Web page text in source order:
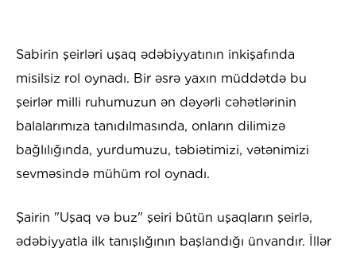
Sabirin şeirləri uşaq ədəbiyyatının inkişafında
misilsiz rol oynadı. Bir əsrə yaxın müddətdə bu
şeirlər milli ruhumuzun ən dəyərli cəhətlərinin
balalarımıza tanıdılmasında, onların dilimizə
bağlılığında, yurdumuzu, təbiətimizi, vətənimizi
sevməsində mühüm rol oynadı.
Şairin "Uşaq və buz" şeiri bütün uşaqların şeirlə,
ədəbiyyatla ilk tanışlığının başlandığı ünvandır. İllər